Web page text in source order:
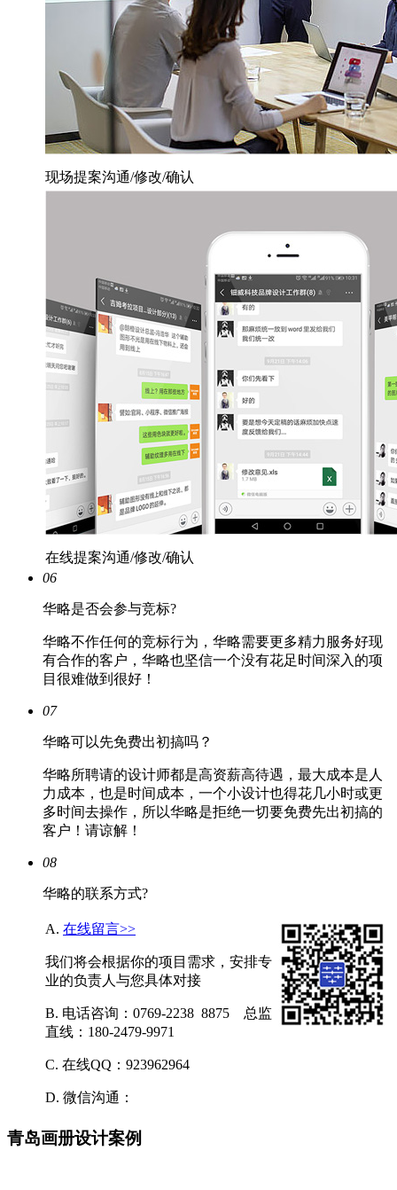
现场提案沟通/修改/确认
在线提案沟通/修改/确认
06
华略是否会参与竞标?
华略不作任何的竞标行为，华略需要更多精力服务好现
有合作的客户，华略也坚信一个没有花足时间深入的项
目很难做到很好！
07
华略可以先免费出初搞吗？
华略所聘请的设计师都是高资薪高待遇，最大成本是人
力成本，也是时间成本，一个小设计也得花几小时或更
多时间去操作，所以华略是拒绝一切要免费先出初搞的
客户！请谅解！
08
华略的联系方式?
A. 在线留言>>
我们将会根据你的项目需求，安排专
业的负责人与您具体对接
B. 电话咨询：0769-2238 8875 总监
直线：180-2479-9971
C. 在线QQ：923962964
D. 微信沟通：
青岛画册设计案例